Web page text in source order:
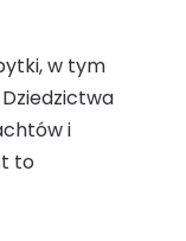
w tym
i
to